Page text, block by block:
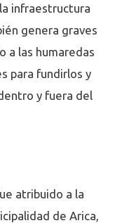
infraestructura
genera graves
a las humaredas
para fundirlos y
y fuera del
atribuido a la
de Arica,